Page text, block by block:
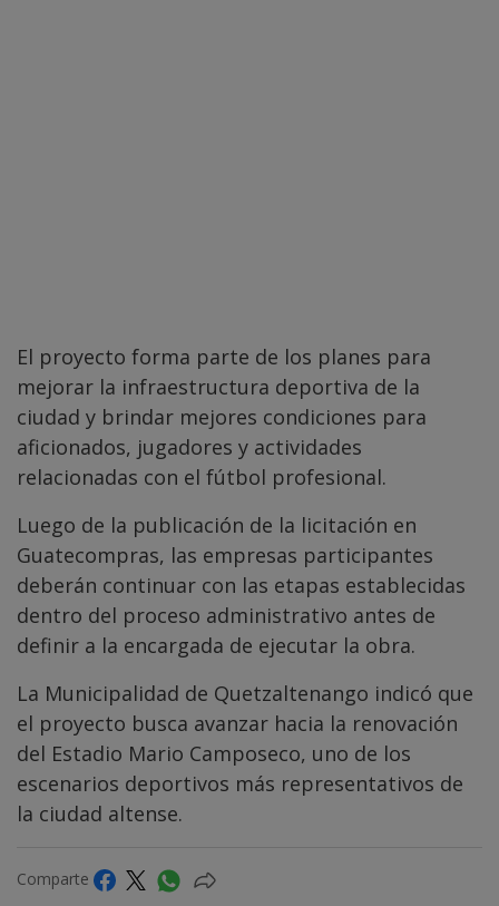
El proyecto forma parte de los planes para
mejorar la infraestructura deportiva de la
ciudad y brindar mejores condiciones para
aficionados, jugadores y actividades
relacionadas con el fútbol profesional.
Luego de la publicación de la licitación en
Guatecompras, las empresas participantes
deberán continuar con las etapas establecidas
dentro del proceso administrativo antes de
definir a la encargada de ejecutar la obra.
La Municipalidad de Quetzaltenango indicó que
el proyecto busca avanzar hacia la renovación
del Estadio Mario Camposeco, uno de los
escenarios deportivos más representativos de
la ciudad altense.
Comparte